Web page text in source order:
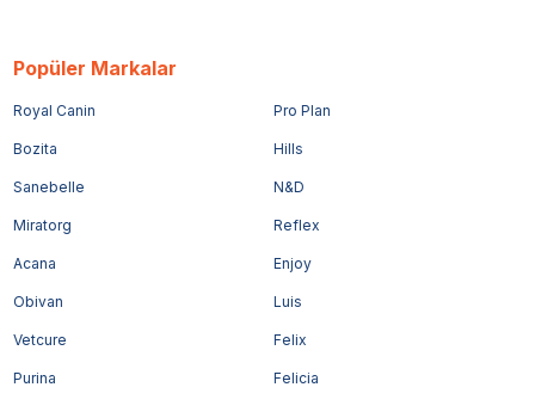
Popüler Markalar
Royal Canin Pro Plan
Bozita Hills
Sanebelle N&D
Miratorg Reflex
Acana Enjoy
Obivan Luis
Vetcure Felix
Purina Felicia